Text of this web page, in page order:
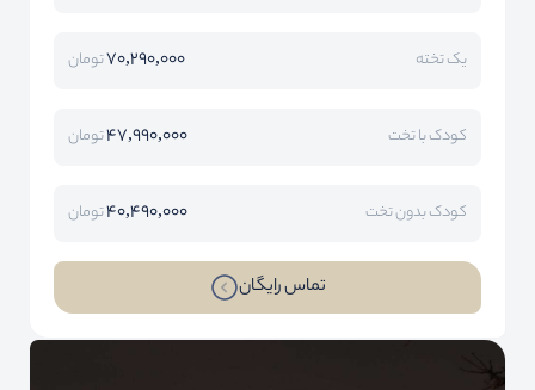
یک تخته 70,290,000تومان
کودک با تخت 47,990,000تومان
کودک بدون تخت 40,490,000تومان
تماس رایگان